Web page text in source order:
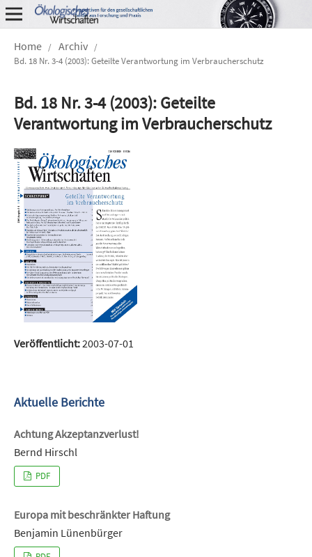
Home / Archiv /
Bd. 18 Nr. 3-4 (2003): Geteilte Verantwortung im Verbraucherschutz
Bd. 18 Nr. 3-4 (2003): Geteilte
Verantwortung im Verbraucherschutz
Veröffentlicht:2003-07-01
Aktuelle Berichte
Achtung Akzeptanzverlust!
Bernd Hirschl
PDF
Europa mit beschränkter Haftung
Benjamin Lünenbürger